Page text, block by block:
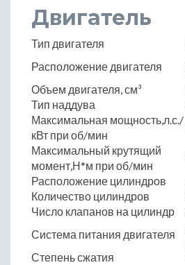
Двигатель
Тип двигателя
Расположение двигателя
Объем двигателя, см³
Тип наддува
Максимальная мощность,л.с./
кВт при об/мин
Максимальный крутящий
момент,Н*м при об/мин
Расположение цилиндров
Количество цилиндров
Число клапанов на цилиндр
Система питания двигателя
Степень сжатия